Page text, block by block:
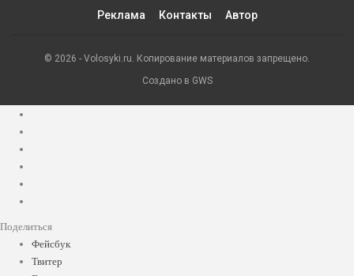
Реклама Контакты Автор
© 2026 - Volosyki.ru. Копирование материалов запрещено.
Создано в GWS
Поделиться
Фейсбук
Твитер